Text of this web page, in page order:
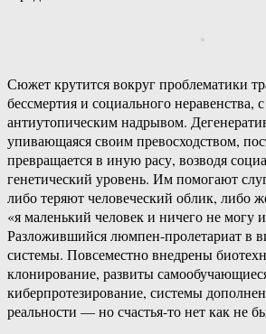
Сюжет крутится вокруг проблематики
бессмертия и социального неравенства,
антиутопическим надрывом.
упивающаяся своим превосходством,
превращается в иную расу, возводя
генетический уровень. Им помогают
либо теряют человеческий облик, либо
«я маленький человек и ничего не могу
Разложившийся люмпен-пролетариат в
системы. Повсеместно внедрены
клонирование, развиты
киберпротезирование, системы
реальности — но счастья-то нет как не